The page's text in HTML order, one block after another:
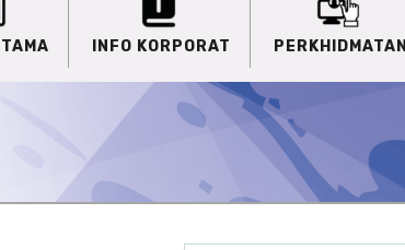
INFO KORPORAT PERKHIDMATAN